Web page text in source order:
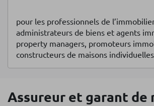
pour les professionnels de
administrateurs de biens et agents
property managers, promoteurs
constructeurs de maisons individuelles
Assureur et garant de